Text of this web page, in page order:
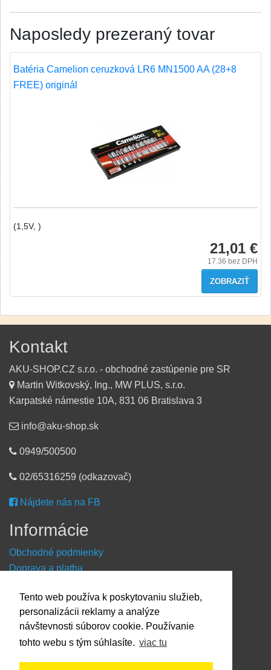
Tento web používa k poskytovaniu služieb,
personalizácii reklamy a analýze
návštevnosti súborov cookie. Používanie
tohto webu s tým súhlasíte. viac tu
Naposledy prezeraný tovar
Batéria Camelion ceruzková LR6 MN1500 AA (28+8
FREE) originál
(1,5V, )
21,01 €
17.36 bez DPH
ZOBRAZIŤ
Kontakt
AKU-SHOP.CZ s.r.o. - obchodné zastúpenie pre SR
Martin Witkovský, Ing., MW PLUS, s.r.o.
Karpatské námestie 10A, 831 06 Bratislava 3
info@aku-shop.sk
0949/500500
02/65316259 (odkazovač)
Nájdete nás na FB
Informácie
Obchodné podmienky
Doprava a platba
Kontaktné údaje
O nákupe
Dostupnosť tovaru
O výrobci Powery